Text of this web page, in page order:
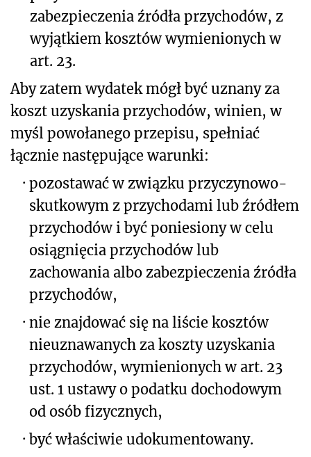
zabezpieczenia źródła przychodów, z
wyjątkiem kosztów wymienionych w
art. 23.
Aby zatem wydatek mógł być uznany za
koszt uzyskania przychodów, winien, w
myśl powołanego przepisu, spełniać
łącznie następujące warunki:
· pozostawać w związku przyczynowo-
skutkowym z przychodami lub źródłem
przychodów i być poniesiony w celu
osiągnięcia przychodów lub
zachowania albo zabezpieczenia źródła
przychodów,
· nie znajdować się na liście kosztów
nieuznawanych za koszty uzyskania
przychodów, wymienionych w art. 23
ust. 1 ustawy o podatku dochodowym
od osób fizycznych,
· być właściwie udokumentowany.